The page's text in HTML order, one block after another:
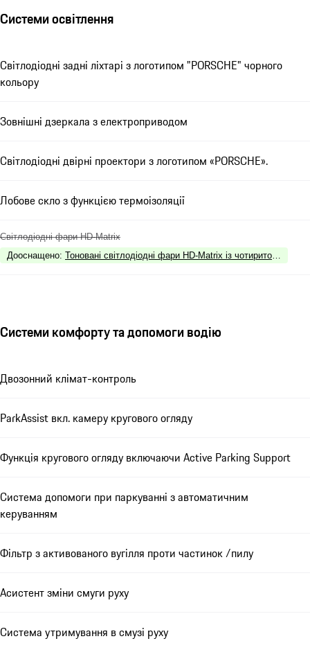
Системи освітлення
Світлодіодні задні ліхтарі з логотипом "PORSCHE" чорного
кольору
Зовнішні дзеркала з електроприводом
Світлодіодні двірні проектори з логотипом «PORSCHE».
Лобове скло з функцією термоізоляції
Світлодіодні фари HD-Matrix
Дооснащено: Тоновані світлодіодні фари HD-Matrix із
Системи комфорту та допомоги водію
Двозонний клімат-контроль
ParkAssist вкл. камеру кругового огляду
Функція кругового огляду включаючи Active Parking Support
Система допомоги при паркуванні з автоматичним
керуванням
Фільтр з активованого вугілля проти частинок /пилу
Асистент зміни смуги руху
Система утримування в смузі руху